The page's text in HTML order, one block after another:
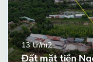
13tr/m2
Đất mặt tiền